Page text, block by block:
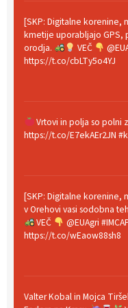
[SKP: Digitalne korenine,
kmetije uporabljajo GPS,
orodja.
VEČ
https://t.co/cbLTy5o4YJ
Vrtovi in polja so polni
https://t.co/E7ekAEr2JN
[SKP: Digitalne korenine,
v Orehovi vasi sodobna
VEČ
@EUAgri
https://t.co/wEaow88sh8
Valter Kobal in Mojca